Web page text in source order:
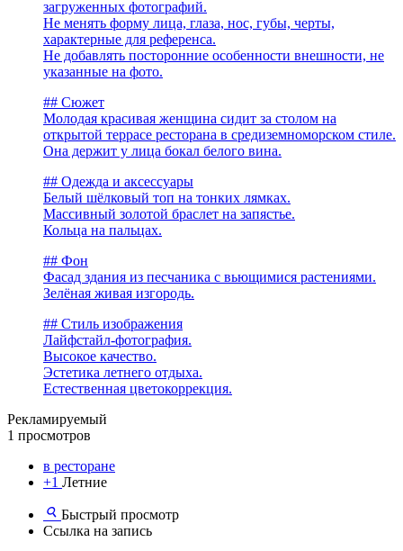
загруженных фотографий.
Не менять форму лица, глаза, нос, губы, черты,
характерные для референса.
Не добавлять посторонние особенности внешности, не
указанные на фото.
## Сюжет
Молодая красивая женщина сидит за столом на
открытой террасе ресторана в средиземноморском стиле.
Она держит у лица бокал белого вина.
## Одежда и аксессуары
Белый шёлковый топ на тонких лямках.
Массивный золотой браслет на запястье.
Кольца на пальцах.
## Фон
Фасад здания из песчаника с вьющимися растениями.
Зелёная живая изгородь.
## Стиль изображения
Лайфстайл-фотография.
Высокое качество.
Эстетика летнего отдыха.
Естественная цветокоррекция.
Рекламируемый
1 просмотров
в ресторане
+1 Летние
Быстрый просмотр
Ссылка на запись